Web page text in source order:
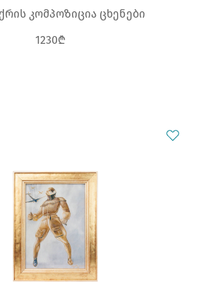
კომპოზიცია ცხენები
1230₾